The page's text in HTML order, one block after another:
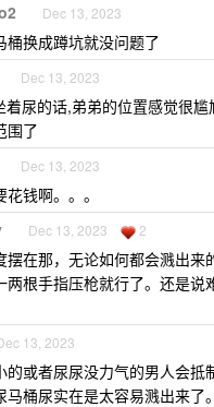
Dec 13, 2023
桶换成蹲坑就没问题了
Dec 13, 2023
着尿的话,弟弟的位置感觉很
围了
Dec 13, 2023
钱啊。。。
Dec 13, 2023 2
摆在那，无论如何都会溅出来
两根手指压枪就行了。还是说
13, 2023
的或者尿尿没力气的男人会抵
马桶尿实在是太容易溅出来了。